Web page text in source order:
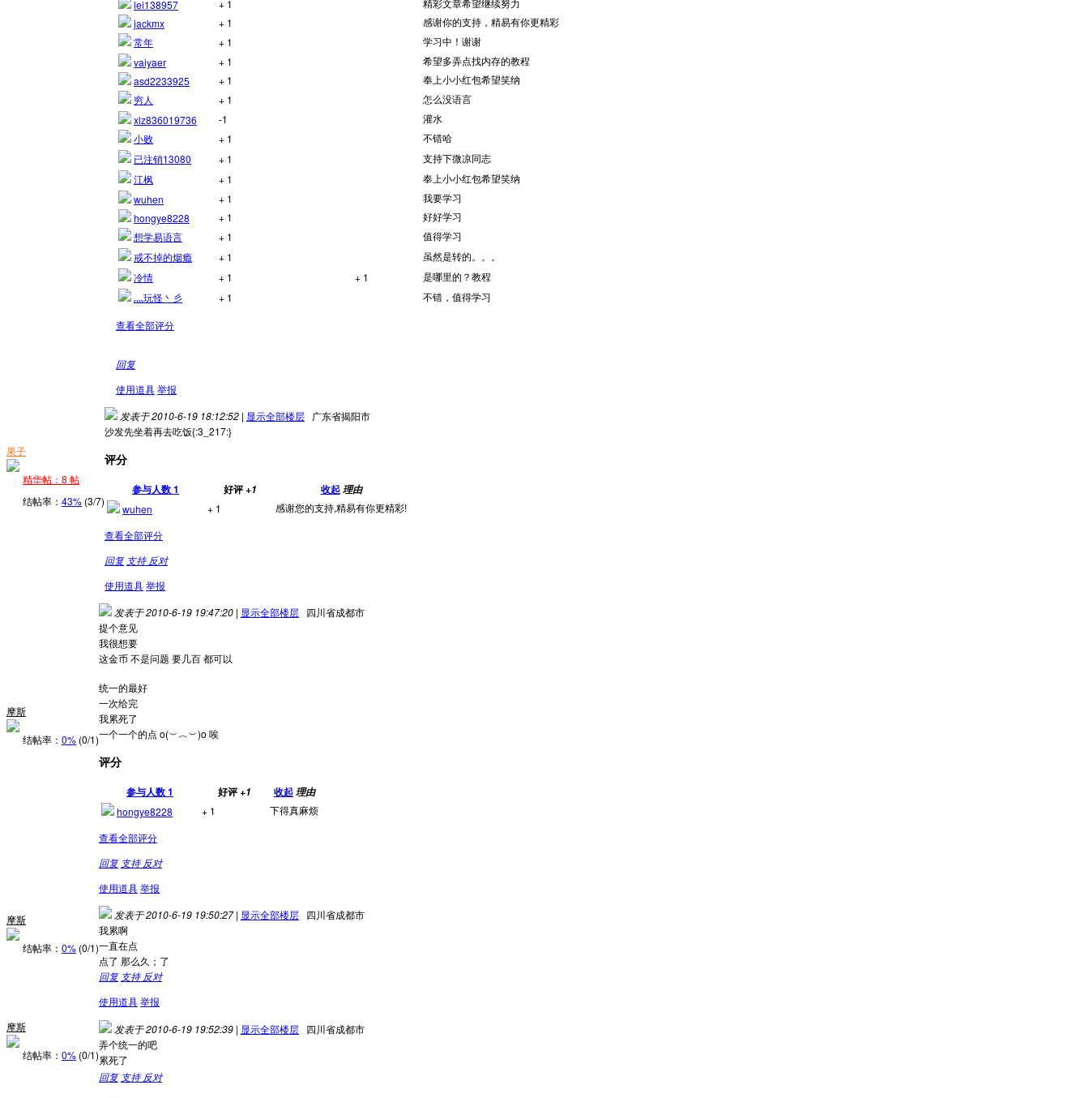
lei138957
+ 1
精彩文章希望继续努力
jackmx
+ 1
感谢你的支持，精易有你更精彩
常年
+ 1
学习中！谢谢
vaiyaer
+ 1
希望多弄点找内存的教程
asd2233925
+ 1
奉上小小红包希望笑纳
穷人
+ 1
怎么没语言
xlz836019736
-1
灌水
小败
+ 1
不错哈
已注销13080
+ 1
支持下微凉同志
江枫
+ 1
奉上小小红包希望笑纳
wuhen
+ 1
我要学习
hongye8228
+ 1
好好学习
想学易语言
+ 1
值得学习
戒不掉的烟瘾
+ 1
虽然是转的。。。
冷情
+ 1 + 1
是哪里的？教程
灬玩怪丶彡
+ 1 不错，值得学习
查看全部评分
回复
使用道具举报
果子
精华帖：8 帖
结帖率： 43% (3/7)
发表于 2010-6-19 18:12:52 | 显示全部楼层 广东省揭阳市
沙发先坐着再去吃饭{:3_217:}
评分
参与人数1 好评+1 收起 理由
wuhen
+ 1
感谢您的支持,精易有你更精彩!
查看全部评分
回复 支持 反对
使用道具举报
摩斯
结帖率： 0% (0/1)
发表于 2010-6-19 19:47:20 | 显示全部楼层 四川省成都市
提个意见
我很想要
这金币 不是问题 要几百 都可以
统一的最好
一次给完
我累死了
一个一个的点 o(︶︿︶)o 唉
评分
参与人数1 好评+1 收起 理由
hongye8228
+ 1
下得真麻烦
查看全部评分
回复 支持 反对
使用道具举报
摩斯
结帖率： 0% (0/1)
发表于 2010-6-19 19:50:27 | 显示全部楼层 四川省成都市
我累啊
一直在点
点了 那么久；了
回复 支持 反对
使用道具举报
摩斯
结帖率： 0% (0/1)
发表于 2010-6-19 19:52:39 | 显示全部楼层 四川省成都市
弄个统一的吧
累死了
回复 支持 反对